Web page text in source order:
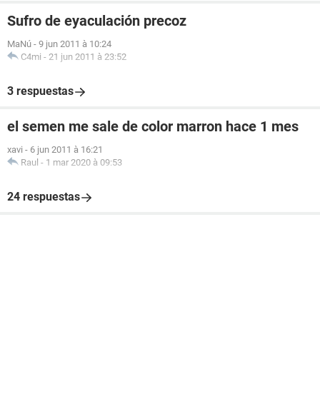
Sufro de eyaculación precoz
MaNú - 9 jun 2011 à 10:24
C4mi - 21 jun 2011 à 23:52
3 respuestas
el semen me sale de color marron hace 1 mes
xavi - 6 jun 2011 à 16:21
Raul - 1 mar 2020 à 09:53
24 respuestas